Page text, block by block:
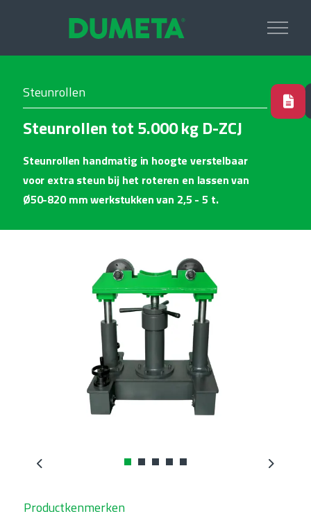
Steunrollen
Steunrollen tot 5.000 kg D-ZCJ
Steunrollen handmatig in hoogte verstelbaar
voor extra steun bij het roteren en lassen van
Ø50-820 mm werkstukken van 2,5 - 5 t.
Productkenmerken
Previous Next